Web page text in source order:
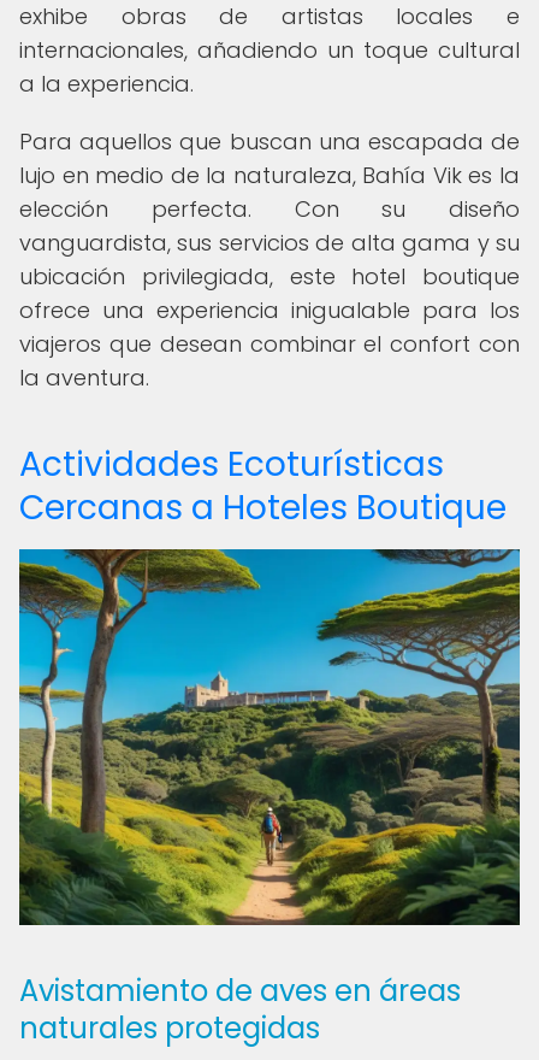
exhibe obras de artistas locales e
internacionales, añadiendo un toque cultural
a la experiencia.
Para aquellos que buscan una escapada de
lujo en medio de la naturaleza, Bahía Vik es la
elección perfecta. Con su diseño
vanguardista, sus servicios de alta gama y su
ubicación privilegiada, este hotel boutique
ofrece una experiencia inigualable para los
viajeros que desean combinar el confort con
la aventura.
Actividades Ecoturísticas
Cercanas a Hoteles Boutique
Avistamiento de aves en áreas
naturales protegidas